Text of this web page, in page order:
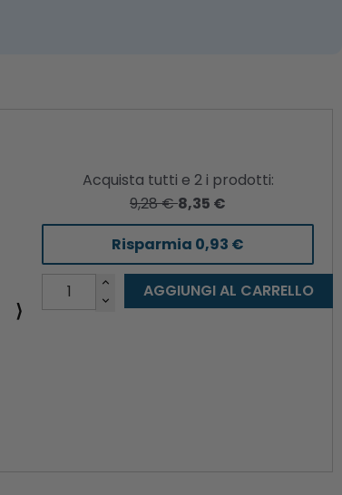
⟩
Acquista tutti e 2i prodotti:
9,28 € 8,35 €
Risparmia 0,93 €
AGGIUNGI AL CARRELLO